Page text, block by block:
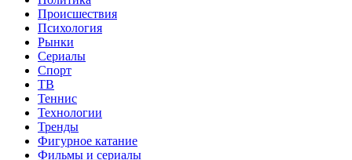
Происшествия
Психология
Рынки
Сериалы
Спорт
ТВ
Теннис
Технологии
Тренды
Фигурное катание
Фильмы и сериалы